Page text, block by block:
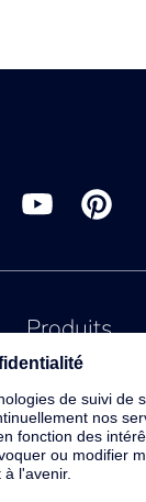
Produits
Service
Contact
de nous